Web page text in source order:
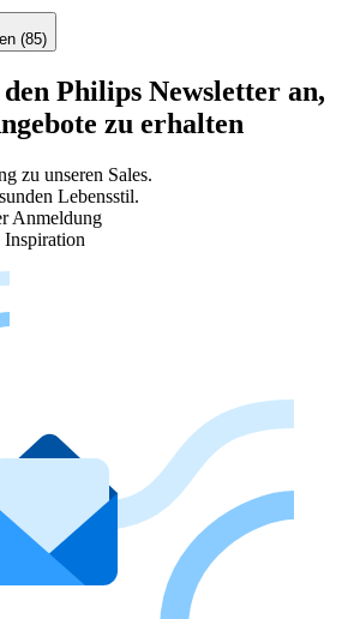
(85)
Philips Newsletter an,
zu erhalten
zu unseren Sales.
Lebensstil.
Anmeldung
Inspiration